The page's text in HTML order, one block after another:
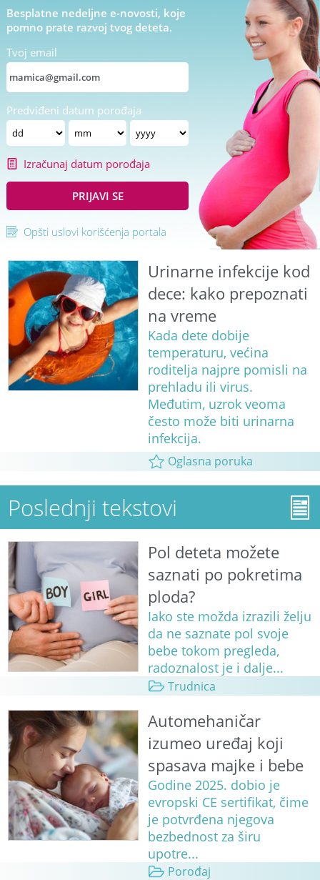
Besplatne nedeljne e-novosti, koje
pomno prate razvoj tvog deteta.
Tvoj email
Predviđeni datum porođaja
Izračunaj datum porođaja
PRIJAVI SE
Opšti uslovi korišćenja portala
Urinarne infekcije kod
dece: kako prepoznati
na vreme
Kada dete dobije
temperaturu, većina
roditelja najpre pomisli na
prehladu ili virus.
Međutim, uzrok veoma
često može biti urinarna
infekcija.
Oglasna poruka
Poslednji tekstovi
Pol deteta možete
saznati po pokretima
ploda?
Iako ste možda izrazili želju
da ne saznate pol svoje
bebe tokom pregleda,
radoznalost je i dalje...
Trudnica
Automehaničar
izumeo uređaj koji
spasava majke i bebe
Godine 2025. dobio je
evropski CE sertifikat, čime
je potvrđena njegova
bezbednost za širu
upotre...
Porođaj